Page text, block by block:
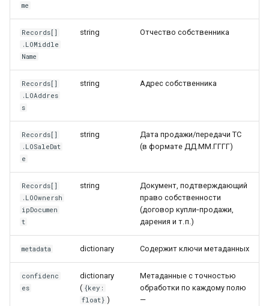
me
Records[]
.LOMiddle
Name
string Отчество собственника
Records[]
.LOAddres
s
string Адрес собственника
Records[]
.LOSaleDat
e
string
Дата продажи/передачи ТС
(в формате ДД.ММ.ГГГГ)
Records[]
.LOOwnersh
ipDocumen
t
string
Документ, подтверждающий
право собственности
(договор купли‑продажи,
дарения и т. п.)
metadata dictionary Содержит ключи метаданных
confidenc
es
dictionary
( {key:
float} )
Метаданные с точностью
обработки по каждому полю
—